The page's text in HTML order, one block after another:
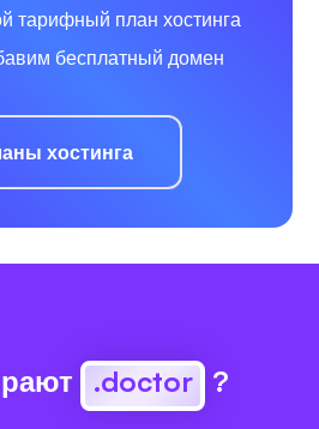
тарифный план хостинга
бесплатный домен
хостинга
.doctor ?